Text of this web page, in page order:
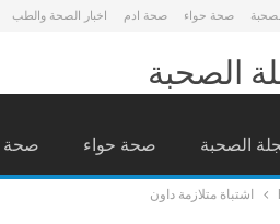
صحة حواء صحة ادم اخبار الصحة والطب
الصحبة
الصحبة صحة حواء صحة
اشتباة متلازمة داون